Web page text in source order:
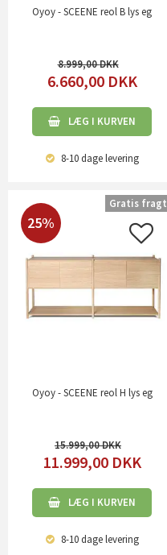
Oyoy - SCEENE reol B lys eg
8.999,00
6.660,00 DKK
LÆG I KURVEN
8-10 dagelevering
25%
Oyoy - SCEENE reol H lys eg
15.999,00
11.999,00 DKK
LÆG I KURVEN
8-10 dagelevering
Gratis fragt